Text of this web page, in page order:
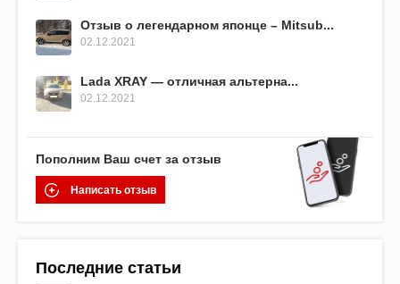
Отзыв о легендарном японце – Mitsub...
02.12.2021
Lada XRAY — отличная альтерна...
02.12.2021
Пополним Ваш счет за отзыв
Написать отзыв
Последние статьи